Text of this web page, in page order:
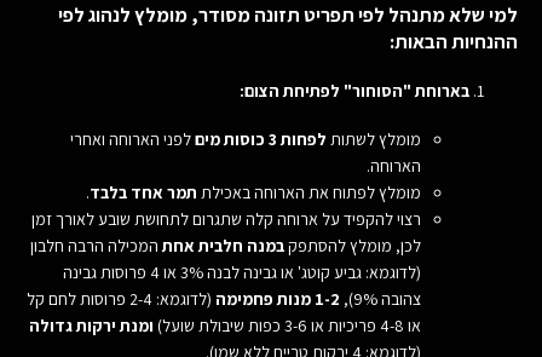
למי שלא מתנהל לפי תפריט תזונה מסודר, מומלץ לנהוג לפי
ההנחיות הבאות:
בארוחת "הסוחור" לפתיחת הצום:
מומלץ לשתות לפחות 3 כוסות מים
לפני הארוחה ואחרי
הארוחה.
מומלץ לפתוח את הארוחה באכילת תמר אחד בלבד.
רצוי להקפיד על ארוחה קלה שתגרום לתחושת שובע לאורך זמן
לכן, מומלץ להסתפקבמנה חלבית אחתהמכילה הרבה חלבון
(לדוגמא: גביע קוטג' או גבינה לבנה 3% או 4 פרוסות גבינה
צהובה 9%),
1-2 מנות פחמימה
(לדוגמא: 2-4 פרוסות לחם קל
או 4-8 פריכיות או 3-6 כפות שיבולת שועל)
ומנת ירקות גדולה
(לדוגמא: 4 ירקות טריים ללא שמן).